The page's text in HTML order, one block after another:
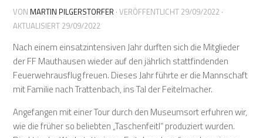
VON MARTIN PILGERSTORFER · VERÖFFENTLICHT 29/09/2022 ·
AKTUALISIERT 29/09/2022
Nach einem einsatzintensiven Jahr durften sich die Mitglieder
der FF Mauthausen wieder auf den jährlich stattfindenden
Feuerwehrausflug freuen. Dieses Jahr führte er die Mannschaft
mit Familie nach Trattenbach, ins Tal der Feitelmacher.
Angefangen mit einer Tour durch den Museumsort erfuhren wir,
wie die früher so beliebten „Taschenfeitl“ produziert wurden.